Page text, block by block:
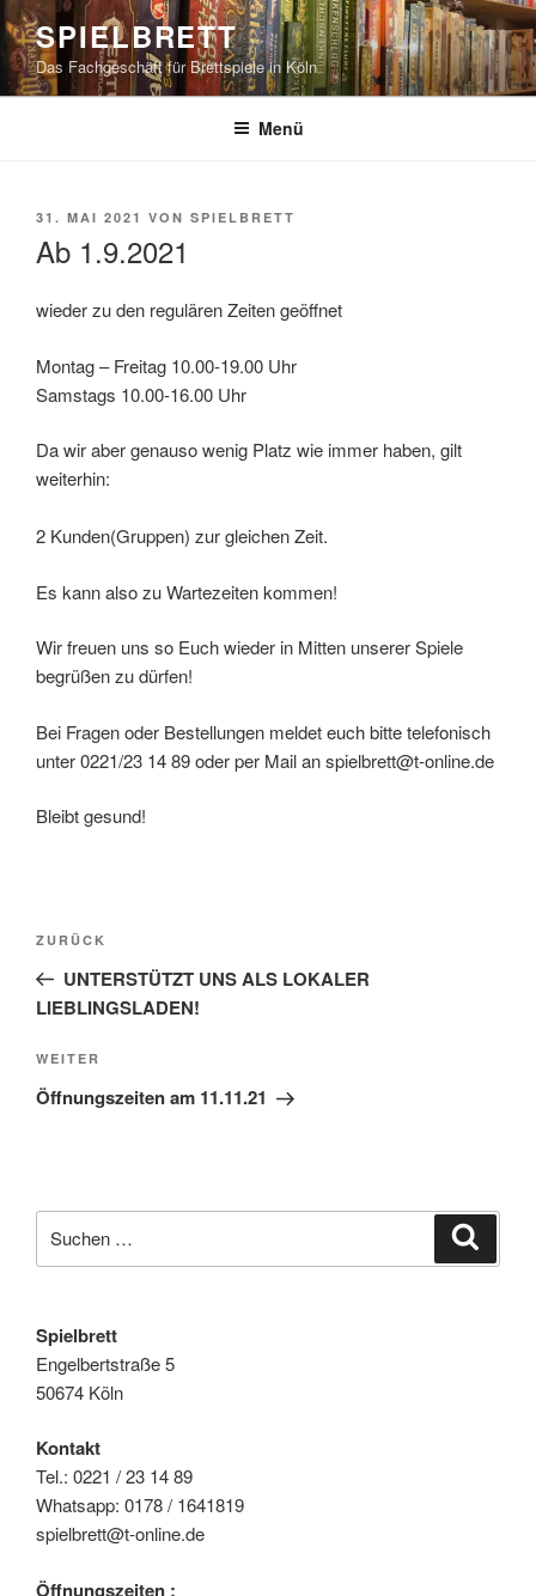
Zum
Inhalt
springen
SPIELBRETT
Das Fachgeschäft für Brettspiele in Köln
Menü
VERÖFFENTLICHT
31. MAI 2021 VON SPIELBRETT
Ab 1.9.2021
wieder zu den regulären Zeiten geöffnet
Montag – Freitag 10.00-19.00 Uhr
Samstags 10.00-16.00 Uhr
Da wir aber genauso wenig Platz wie immer haben, gilt
weiterhin:
2 Kunden(Gruppen) zur gleichen Zeit.
Es kann also zu Wartezeiten kommen!
Wir freuen uns so Euch wieder in Mitten unserer Spiele
begrüßen zu dürfen!
Bei Fragen oder Bestellungen meldet euch bitte telefonisch
unter 0221/23 14 89 oder per Mail an spielbrett@t-online.de
Bleibt gesund!
Beitragsnavigation
Vorheriger
Beitrag
ZURÜCK
UNTERSTÜTZT UNS ALS LOKALER
LIEBLINGSLADEN!
Nächster
Beitrag
WEITER
Öffnungszeiten am 11.11.21
nach:
Spielbrett
Engelbertstraße 5
50674 Köln
Kontakt
Tel.: 0221 / 23 14 89
Whatsapp: 0178 / 1641819
spielbrett@t-online.de
Öffnungszeiten :